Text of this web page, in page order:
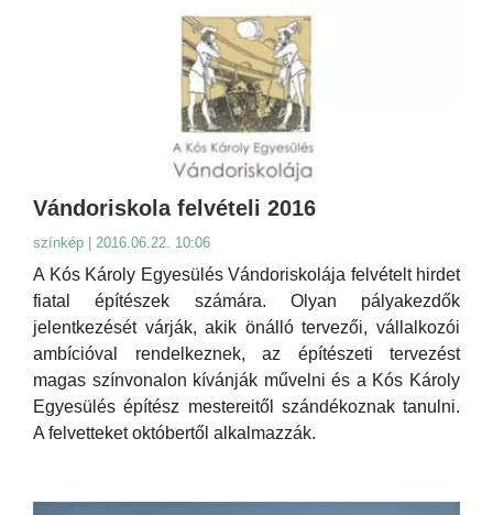
Vándoriskola felvételi 2016
színkép | 2016.06.22. 10:06
A Kós Károly Egyesülés Vándoriskolája felvételt hirdet
fiatal építészek számára. Olyan pályakezdők
jelentkezését várják, akik önálló tervezői, vállalkozói
ambícióval rendelkeznek, az építészeti tervezést
magas színvonalon kívánják művelni és a Kós Károly
Egyesülés építész mestereitől szándékoznak tanulni.
A felvetteket októbertől alkalmazzák.